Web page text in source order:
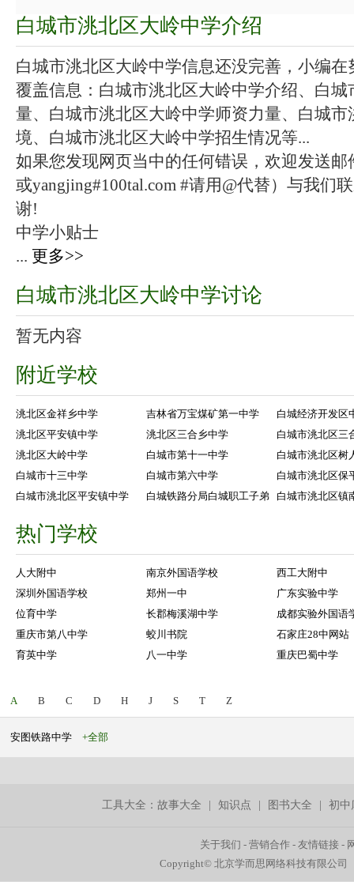
白城市洮北区大岭中学介绍
白城市洮北区大岭中学信息还没完善，小编在
覆盖信息：白城市洮北区大岭中学介绍、白
量、白城市洮北区大岭中学师资力量、白城
境、白城市洮北区大岭中学招生情况等...
如果您发现网页当中的任何错误，欢迎发送邮
或yangjing#100tal.com #请用@代替）与我们
谢!
中学小贴士
... 更多>>
白城市洮北区大岭中学讨论
暂无内容
附近学校
洮北区金祥乡中学 吉林省万宝煤矿第一中学
白城经济开发区
洮北区平安镇中学
洮北区三合乡中学
白城市洮北区三
洮北区大岭中学
白城市第十一中学
白城市洮北区树
白城市十三中学
白城市第六中学
白城市洮北区保
白城市洮北区平安镇中学
白城铁路分局白城职工子弟 白城市洮北区镇
热门学校
人大附中 南京外国语学校
西工大附中
深圳外国语学校
郑州一中
广东实验中学
位育中学
长郡梅溪湖中学
成都实验外国语
重庆市第八中学
蛟川书院
石家庄28中网站
育英中学
八一中学 重庆巴蜀中学
A B C D H J S T Z
安图铁路中学 +全部
工具大全：故事大全 |知识点 图书大全 |初中
关于我们 -营销合作 -友情链接 -
Copyright© 北京学而思网络科技有限公司